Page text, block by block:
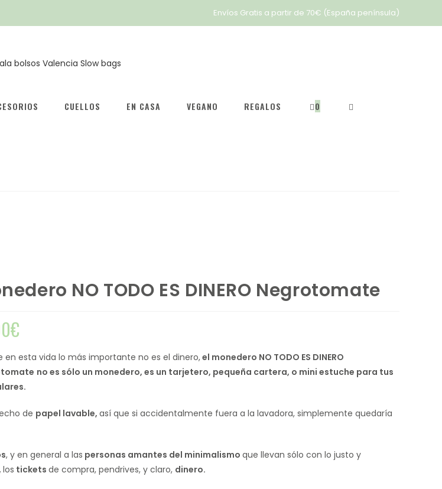
Envíos Gratis a partir de 70€ (España península)
CUELLOS EN CASA VEGANO REGALOS 0
NO TODO ES DINERO Negrotomate
€
en esta vida lo más importante no es el dinero,el monedero NO TODO ES DINERO
no es sólo un monedero, es un tarjetero, pequeña cartera, o mini estuche para tus
de papel lavable, así que si accidentalmente fuera a la lavadora, simplemente quedaría
, y en general a las personas amantes del minimalismo que llevan sólo con lo justo y
los tickets de compra, pendrives, y claro, dinero.